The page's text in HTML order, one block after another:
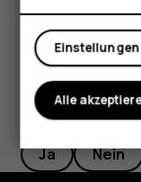
Mein Konto
Did you find
Ja Nein
Alle